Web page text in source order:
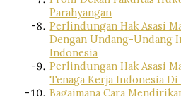
Parahyangan
Perlindungan Hak Asasi
Dengan Undang-Undang
Indonesia
Perlindungan Hak Asasi
Tenaga Kerja Indonesia
Bagaimana Cara